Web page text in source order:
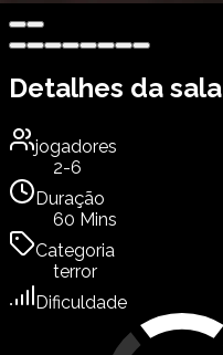
Detalhes da sala
jogadores
2-6
Duração
60 Mins
Categoria
terror
Dificuldade